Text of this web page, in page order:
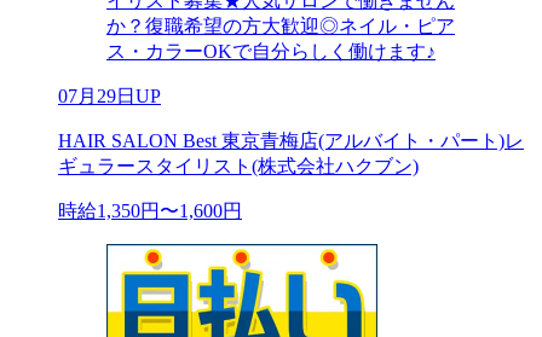
か？復職希望の方大歓迎◎ネイル・ピア
ス・カラーOKで自分らしく働けます♪
07月29日UP
HAIR SALON Best 東京青梅店(アルバイト・パート)レ
ギュラースタイリスト(株式会社ハクブン)
時給1,350円〜1,600円